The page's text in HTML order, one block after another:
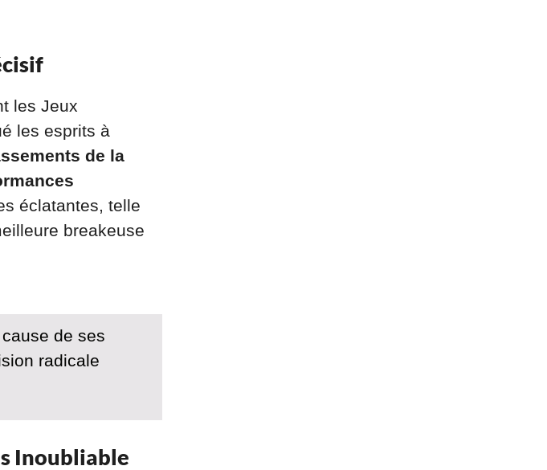
les Jeux
les esprits à
de la
éclatantes, telle
breakeuse
de ses
radicale
Inoubliable